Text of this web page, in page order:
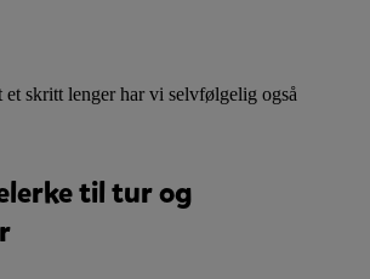
et skritt lenger har vi selvfølgelig også
til tur og